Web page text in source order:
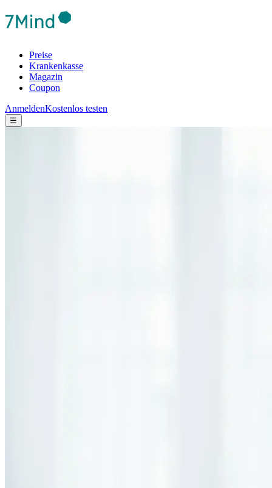
Preise
Krankenkasse
Magazin
Coupon
AnmeldenKostenlos testen
☰